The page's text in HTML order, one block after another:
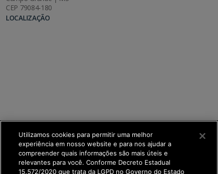
CEP 79084-180
LOCALIZAÇÃO
Utilizamos cookies para permitir uma melhor
experiência em nosso website e para nos ajudar a
compreender quais informações são mais úteis e
relevantes para você. Conforme Decreto Estadual
15.572/2020 que trata da LGPD no Governo do Estado